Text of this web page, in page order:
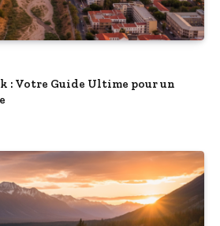
: Votre Guide Ultime pour un